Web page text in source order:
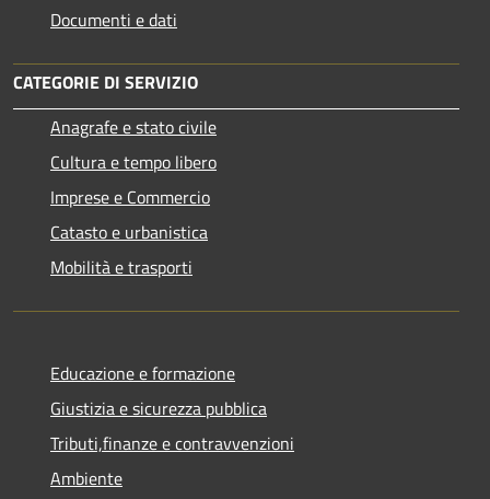
Documenti e dati
CATEGORIE DI SERVIZIO
Anagrafe e stato civile
Cultura e tempo libero
Imprese e Commercio
Catasto e urbanistica
Mobilità e trasporti
Educazione e formazione
Giustizia e sicurezza pubblica
Tributi,finanze e contravvenzioni
Ambiente